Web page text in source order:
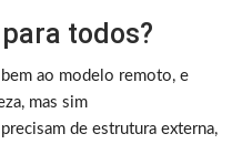
todos?
ao modelo remoto, e
mas sim
de estrutura externa,